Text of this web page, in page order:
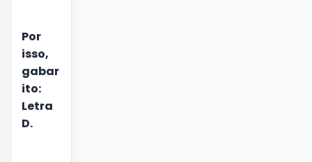
Por
isso,
gabar
ito:
Letra
D.